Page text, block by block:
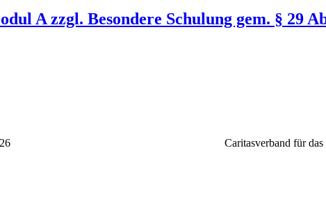
A zzgl. Besondere Schulung gem. § 29
Caritasverband für